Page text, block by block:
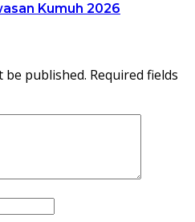
Kumuh 2026
be published. Required fields